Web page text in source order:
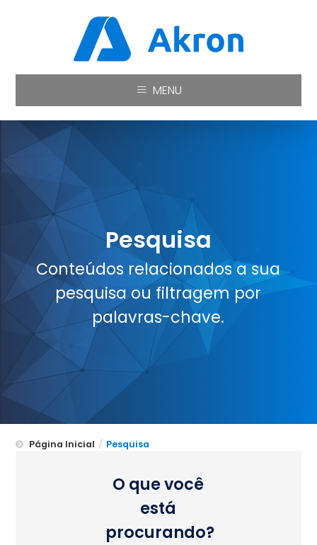
MENU
Pesquisa
Conteúdos relacionados a sua
pesquisa ou filtragem por
palavras-chave.
Página Inicial / Pesquisa
O que você
está
procurando?